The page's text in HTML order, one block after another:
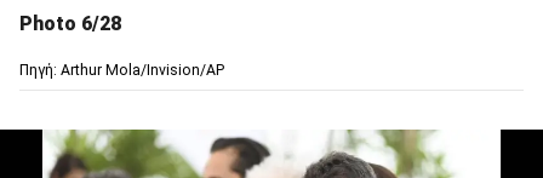
Photo 6/28
Πηγή: Arthur Mola/Invision/AP